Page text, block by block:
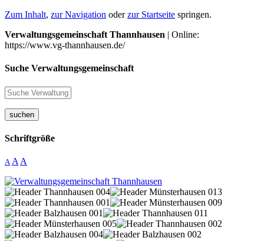
Zum Inhalt, zur Navigation oderzur Startseite springen.
Verwaltungsgemeinschaft Thannhausen | Online:
https://www.vg-thannhausen.de/
Suche Verwaltungsgemeinschaft
suchen
Schriftgröße
A A A